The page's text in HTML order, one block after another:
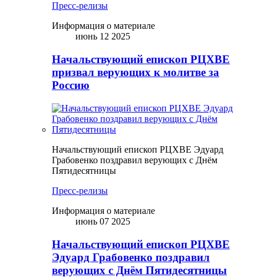
Пресс-релизы
Информация о материале
июнь 12 2025
Начальствующий епископ РЦХВЕ
призвал верующих к молитве за
Россию
Начальствующий епископ РЦХВЕ Эдуард
Грабовенко поздравил верующих с Днём
Пятидесятницы
Пресс-релизы
Информация о материале
июнь 07 2025
Начальствующий епископ РЦХВЕ
Эдуард Грабовенко поздравил
верующих с Днём Пятидесятницы